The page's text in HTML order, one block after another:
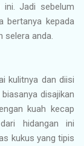
ini. Jadi sebelum
bertanya kepada
selera anda.
kulitnya dan diisi
disajikan
kuah kecap
hidangan ini
kukus yang tipis